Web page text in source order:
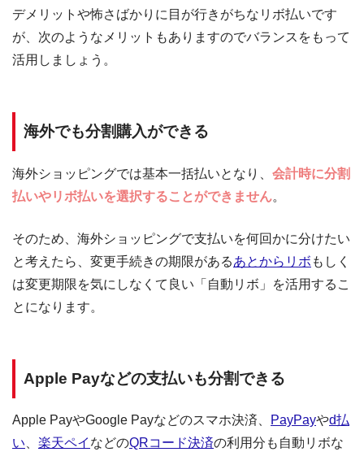
デメリットや怖さばかりに目が行きがちなリボ払いです
が、次のようなメリットもありますのでバランスをもって
活用しましょう。
海外でも分割購入ができる
海外ショッピングでは基本一括払いとなり、 会計時に分割
払いやリボ払いを選択することができません。
そのため、海外ショッピングで支払いを何回かに分けたい
と考えたら、変更手続きの期限があるあとからリボ もしく
は変更期限を気にしなくて良い「自動リボ」を活用するこ
とになります。
Apple Payなどの支払いも分割できる
Apple PayやGoogle Payなどのスマホ決済、 PayPayやd払
い
楽天ペイ などのQRコード決済の利用分も自動リボな